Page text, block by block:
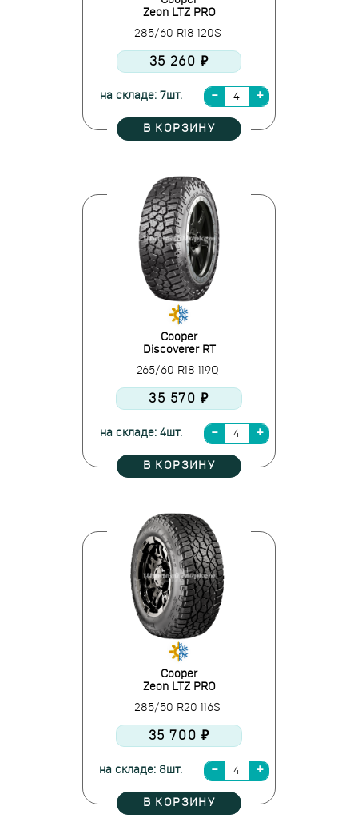
Zeon LTZ PRO
285/60 R18 120S
35 260 ₽
на складе: 7шт.
В КОРЗИНУ
Cooper
Discoverer RT
265/60 R18 119Q
35 570 ₽
на складе: 4шт.
В КОРЗИНУ
Cooper
Zeon LTZ PRO
285/50 R20 116S
35 700 ₽
на складе: 8шт.
В КОРЗИНУ